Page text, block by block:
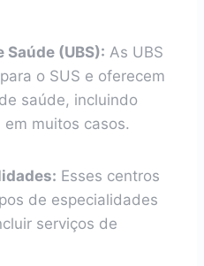
Saúde (UBS): As UBS
o SUS e oferecem
saúde, incluindo
muitos casos.
Esses centros
de especialidades
serviços de